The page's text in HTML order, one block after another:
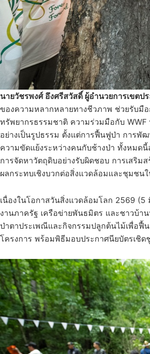
นายวัชรพงศ์ อึงศรีสวัสดิ์ ผู้อำนวยการเขตป
ของความหลากหลายทางชีวภาพ ช่วยรับ
ทรัพยากรธรรมชาติ ความร่วมมือกับ WWF
อย่างเป็นรูปธรรม ตั้งแต่การฟื้นฟูป่า การพั
ความขัดแย้งระหว่างคนกับช้างป่า ทั้งหมด
การจัดหาวัตถุดิบอย่างรับผิดชอบ การเสริม
ผลกระทบเชิงบวกต่อสิ่งแวดล้อมและชุมชนใ
เนื่องในโอกาสวันสิ่งแวดล้อมโลก 2569 (5
งานภาครัฐ เครือข่ายพันธมิตร และชาวบ้า
ป่าตาประเพณีและกิจกรรมปลูกต้นไม้เพื่อฟื้
โครงการ พร้อมพิธีมอบประกาศนียบัตรเชิ